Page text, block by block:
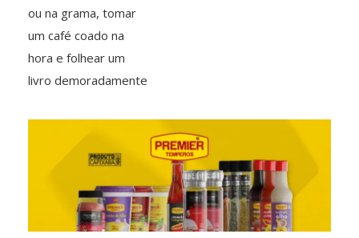
ou na grama, tomar
um café coado na
hora e folhear um
livro demoradamente